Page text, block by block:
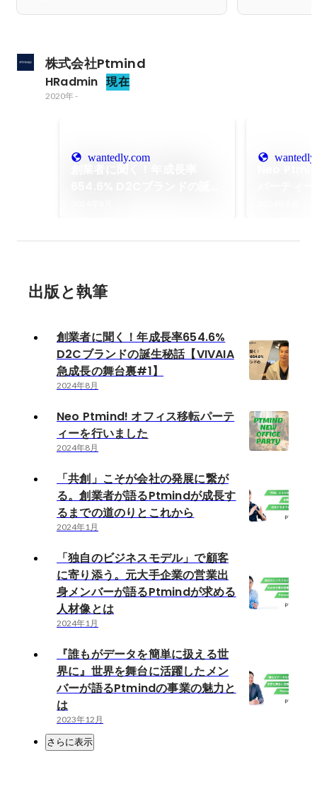
株式会社Ptmind
HRadmin 現在
2020年-
wantedly.com
出版と執筆
創業者に聞く！年成長率654.6%
D2Cブランドの誕生秘話【VIVAIA
急成長の舞台裏#1】
2024年8月
Neo Ptmind! オフィス移転パーテ
ィーを行いました
2024年8月
「共創」こそが会社の発展に繋が
る。創業者が語るPtmindが成長す
るまでの道のりとこれから
2024年1月
「独自のビジネスモデル」で顧客
に寄り添う。元大手企業の営業出
身メンバーが語るPtmindが求める
人材像とは
2024年1月
『誰もがデータを簡単に扱える世
界に』世界を舞台に活躍したメン
バーが語るPtmindの事業の魅力と
は
2023年12月
さらに表示